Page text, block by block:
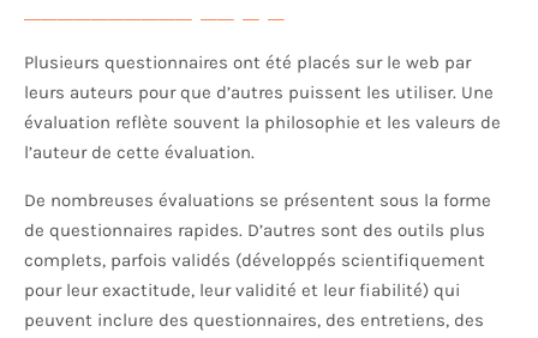
Plusieurs questionnaires ont été placés sur le web par
leurs auteurs pour que d’autres puissent les utiliser. Une
évaluation reflète souvent la philosophie et les valeurs de
l’auteur de cette évaluation.
De nombreuses évaluations se présentent sous la forme
de questionnaires rapides. D’autres sont des outils plus
complets, parfois validés (développés scientifiquement
pour leur exactitude, leur validité et leur fiabilité) qui
peuvent inclure des questionnaires, des entretiens, des